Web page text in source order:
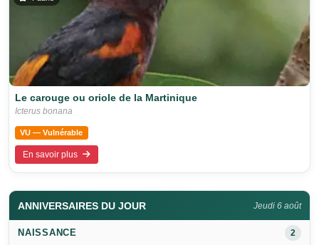
Le carouge ou oriole de la Martinique
Icterus bonana
VU — Vulnérable
En savoir plus
ANNIVERSAIRES DU JOUR Jeudi 6 août
NAISSANCE 2